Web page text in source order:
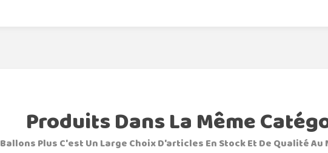
Produits Dans La Même
Ballons Plus C'est Un Large Choix D'articles En Stock Et De Qualité